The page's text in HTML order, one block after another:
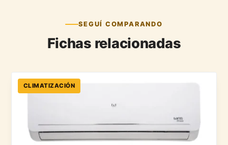
SEGUÍ COMPARANDO
Fichas relacionadas
CLIMATIZACIÓN